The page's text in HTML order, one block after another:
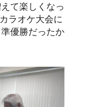
て楽しくなっ
ラオケ大会に
優勝だったか